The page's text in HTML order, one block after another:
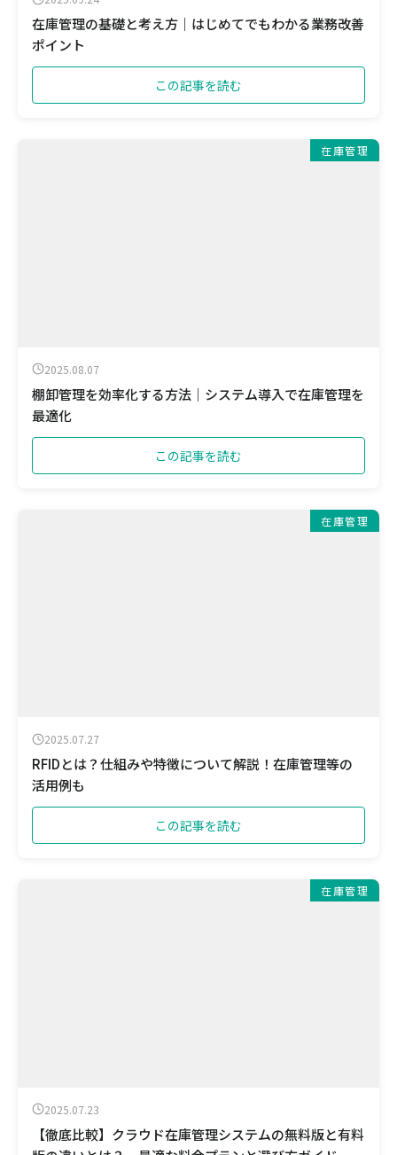
在庫管理の基礎と考え方｜はじめてでもわかる業務改善
ポイント
この記事を読む
在庫管理
2025.08.07
棚卸管理を効率化する方法｜システム導入で在庫管理を
最適化
この記事を読む
在庫管理
2025.07.27
RFIDとは？仕組みや特徴について解説！在庫管理等の
活用例も
この記事を読む
在庫管理
2025.07.23
【徹底比較】クラウド在庫管理システムの無料版と有料